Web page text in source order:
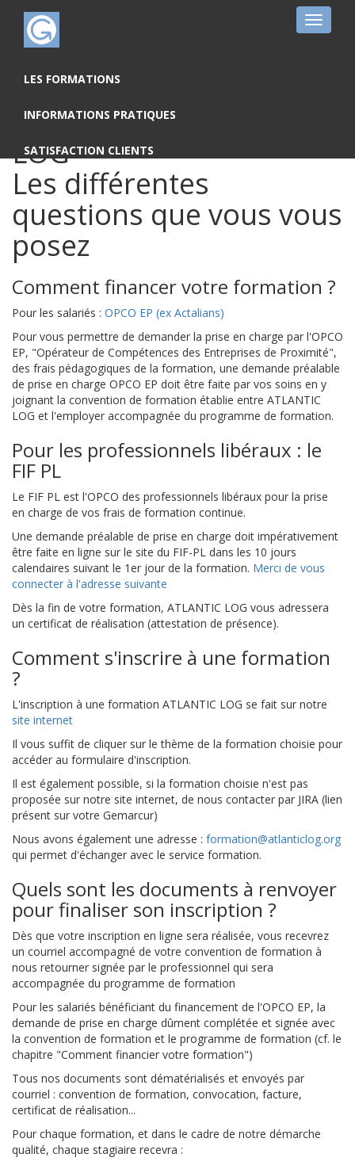
Toggle
LES FORMATIONS
INFORMATIONS PRATIQUES
SATISFACTION CLIENTS
FAQ : S'inscrire à une
formation ATLANTIC
LOG
Les différentes
questions que vous vous
posez
Comment financer votre formation ?
Pour les salariés : OPCO EP (ex Actalians)
Pour vous permettre de demander la prise en charge par l'OPCO
EP, "Opérateur de Compétences des Entreprises de Proximité",
des frais pédagogiques de la formation, une demande préalable
de prise en charge OPCO EP doit être faite par vos soins en y
joignant la convention de formation établie entre ATLANTIC
LOG et l'employer accompagnée du programme de formation.
Pour les professionnels libéraux : le
FIF PL
Le FIF PL est l'OPCO des professionnels libéraux pour la prise
en charge de vos frais de formation continue.
Une demande préalable de prise en charge doit impérativement
être faite en ligne sur le site du FIF-PL dans les 10 jours
calendaires suivant le 1er jour de la formation. Merci de vous
connecter à l'adresse suivante
Dès la fin de votre formation, ATLANTIC LOG vous adressera
un certificat de réalisation (attestation de présence).
Comment s'inscrire à une formation
?
L'inscription à une formation ATLANTIC LOG se fait sur notre
site internet
Il vous suffit de cliquer sur le thème de la formation choisie pour
accéder au formulaire d'inscription.
Il est également possible, si la formation choisie n'est pas
proposée sur notre site internet, de nous contacter par JIRA (lien
présent sur votre Gemarcur)
Nous avons également une adresse : formation@atlanticlog.org
qui permet d'échanger avec le service formation.
Quels sont les documents à renvoyer
pour finaliser son inscription ?
Dès que votre inscription en ligne sera réalisée, vous recevrez
un courriel accompagné de votre convention de formation à
nous retourner signée par le professionnel qui sera
accompagnée du programme de formation
Pour les salariés bénéficiant du financement de l'OPCO EP, la
demande de prise en charge dûment complétée et signée avec
la convention de formation et le programme de formation (cf. le
chapitre "Comment financier votre formation")
Tous nos documents sont dématérialisés et envoyés par
courriel : convention de formation, convocation, facture,
certificat de réalisation...
Pour chaque formation, et dans le cadre de notre démarche
qualité, chaque stagiaire recevra :